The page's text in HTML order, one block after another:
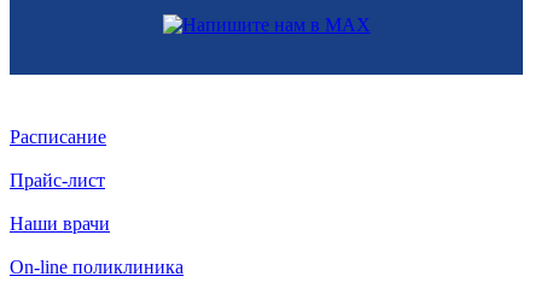
Расписание
Прайс-лист
Наши врачи
On-line поликлиника